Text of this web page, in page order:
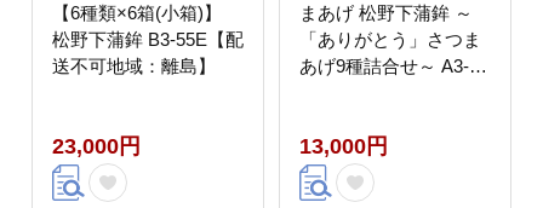
【6種類×6箱(小箱)】
松野下蒲鉾 B3-55E【配
送不可地域：離島】
23,000円
まあげ 松野下蒲鉾 ～
「ありがとう」さつま
あげ9種詰合せ～ A3-
13,000円